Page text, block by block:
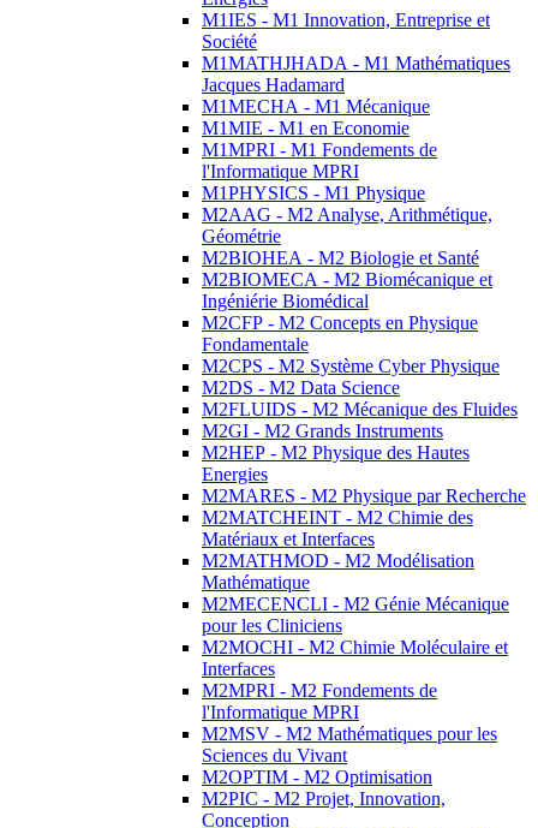
M1IES - M1 Innovation, Entreprise et
Société
M1MATHJHADA - M1 Mathématiques
Jacques Hadamard
M1MECHA - M1 Mécanique
M1MIE - M1 en Economie
M1MPRI - M1 Fondements de
l'Informatique MPRI
M1PHYSICS - M1 Physique
M2AAG - M2 Analyse, Arithmétique,
Géométrie
M2BIOHEA - M2 Biologie et Santé
M2BIOMECA - M2 Biomécanique et
Ingéniérie Biomédical
M2CFP - M2 Concepts en Physique
Fondamentale
M2CPS - M2 Système Cyber Physique
M2DS - M2 Data Science
M2FLUIDS - M2 Mécanique des Fluides
M2GI - M2 Grands Instruments
M2HEP - M2 Physique des Hautes
Energies
M2MARES - M2 Physique par Recherche
M2MATCHEINT - M2 Chimie des
Matériaux et Interfaces
M2MATHMOD - M2 Modélisation
Mathématique
M2MECENCLI - M2 Génie Mécanique
pour les Cliniciens
M2MOCHI - M2 Chimie Moléculaire et
Interfaces
M2MPRI - M2 Fondements de
l'Informatique MPRI
M2MSV - M2 Mathématiques pour les
Sciences du Vivant
M2OPTIM - M2 Optimisation
M2PIC - M2 Projet, Innovation,
Conception